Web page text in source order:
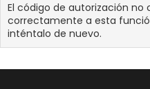
El código de autorización no
correctamente a esta
inténtalo de nuevo.